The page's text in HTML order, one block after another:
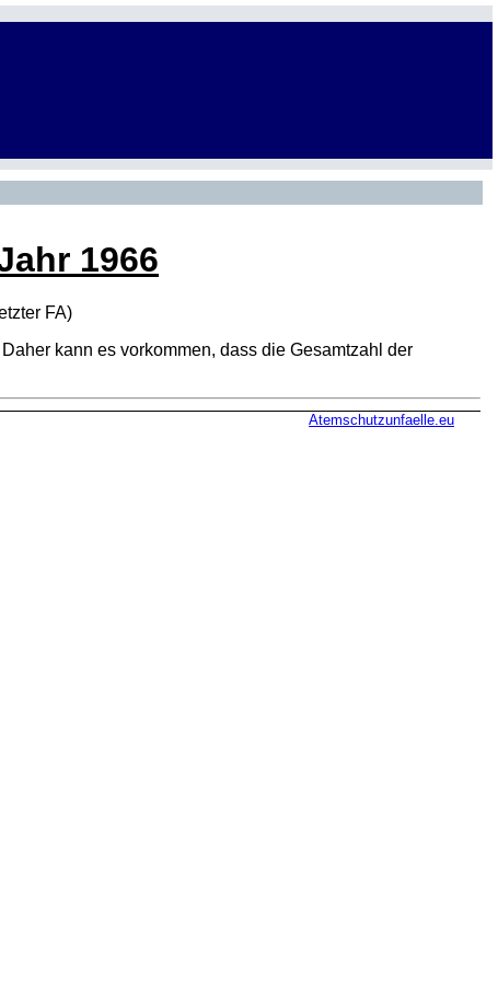
1966
FA)
kann es vorkommen, dass die Gesamtzahl der
Atemschutzunfaelle.eu